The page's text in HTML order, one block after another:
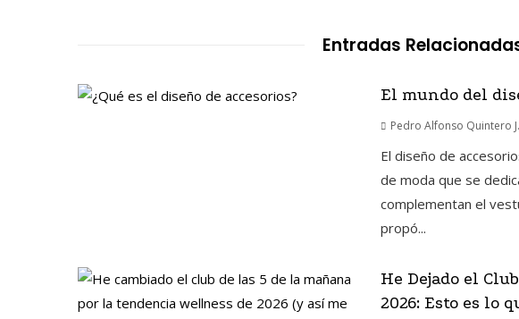
Entradas
El mundo del
Pedro Alfonso Quintero J.
El diseño de
de moda que se
complementan el
propó...
He Dejado el
2026: Esto es lo